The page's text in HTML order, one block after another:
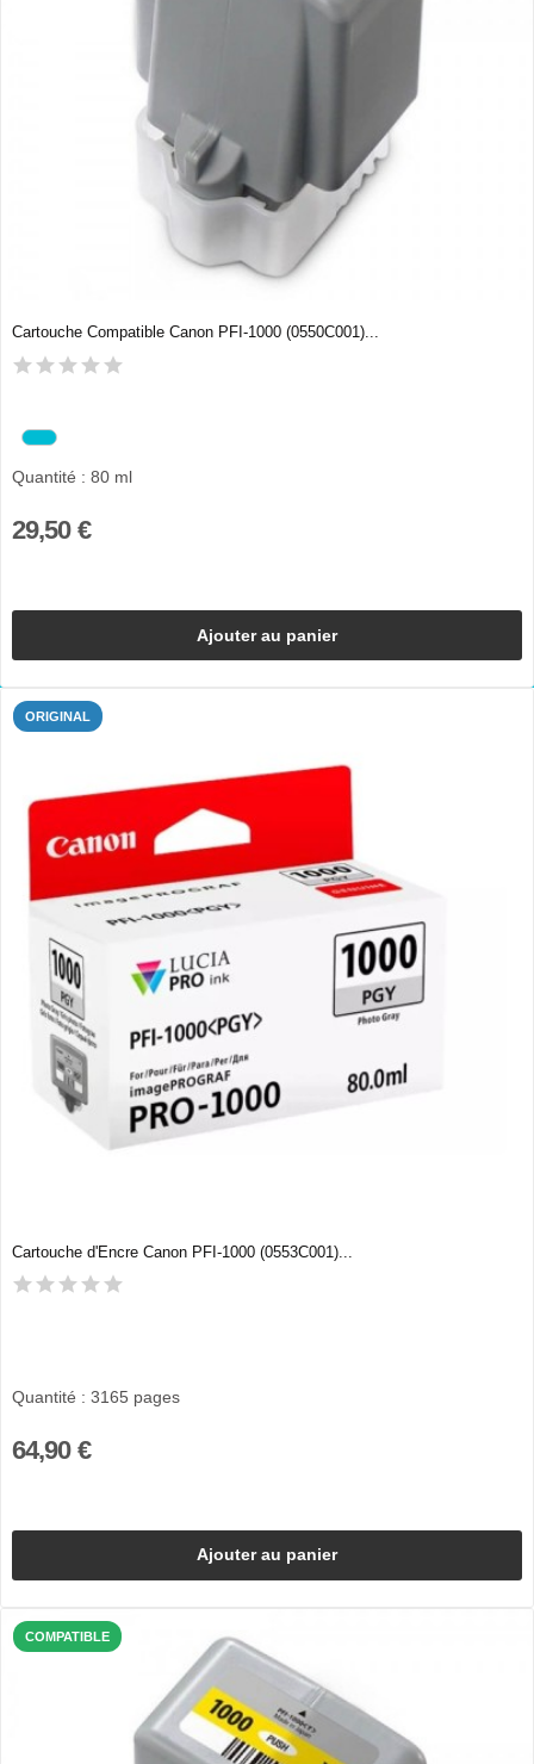
Cartouche Compatible Canon PFI-1000 (0550C001)...
Quantité : 80 ml
29,50 €
Ajouter au panier
ORIGINAL
Cartouche d'Encre Canon PFI-1000 (0553C001)...
Quantité : 3165 pages
64,90 €
Ajouter au panier
COMPATIBLE